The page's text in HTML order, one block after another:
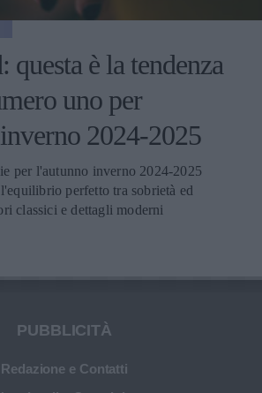
questa è la tendenza
uno per
2024-2025
per l'autunno inverno 2024-2025
perfetto tra sobrietà ed
classici e dettagli moderni
PUBBLICITÀ
Redazione e Contatti